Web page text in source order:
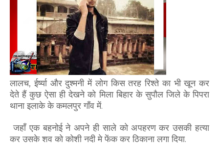
लालच, ईर्ष्या और दुश्मनी में लोग किस तरह रिश्ते का भी खून कर
देते हैं कुछ ऐसा ही देखने को मिला बिहार के सुपौल जिले के पिपरा
थाना इलाके के कमलपुर गाँव में.
जहाँ एक बहनोई ने अपने ही साले को अपहरण कर उसकी हत्या
कर उसके शव को कोशी नदी मे फेंक कर ठिकाना लगा दिया.